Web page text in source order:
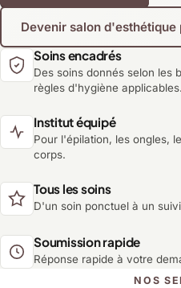
Devenir salon d'esthétique
Soins encadrés
Des soins donnés selon les
règles d'hygiène applicables.
Institut équipé
Pour l'épilation, les ongles,
corps.
Tous les soins
D'un soin ponctuel à un
Soumission rapide
Réponse rapide à votre
NOS